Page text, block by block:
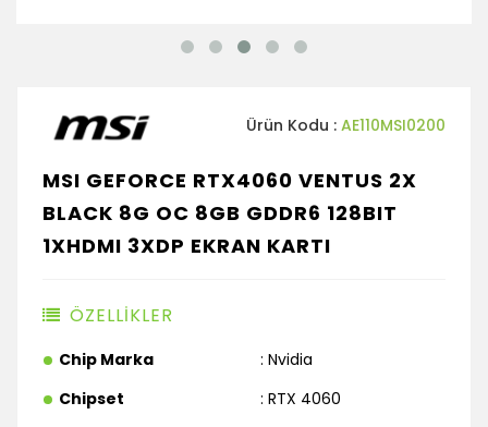
Ürün Kodu : AE110MSI0200
MSI GEFORCE RTX4060 VENTUS 2X
BLACK 8G OC 8GB GDDR6 128BIT
1XHDMI 3XDP EKRAN KARTI
ÖZELLİKLER
Chip Marka
: Nvidia
Chipset
: RTX 4060